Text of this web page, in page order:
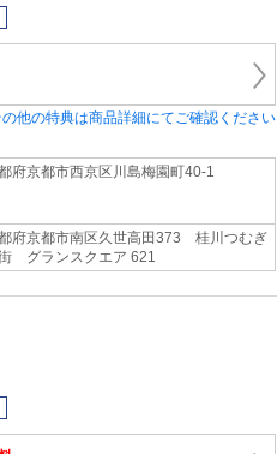
の他の特典は商品詳細にてご確認ください
府京都市西京区川島梅園町40-1
府京都市南区久世高田373 桂川つむぎ
グランスクエア 621